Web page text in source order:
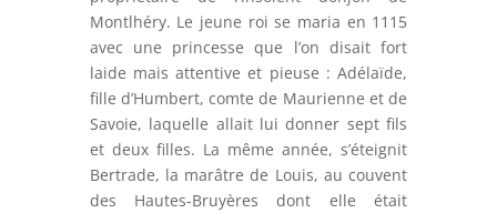
Montlhéry. Le jeune roi se maria en 1115
avec une princesse que l’on disait fort
laide mais attentive et pieuse : Adélaïde,
fille d’Humbert, comte de Maurienne et de
Savoie, laquelle allait lui donner sept fils
et deux filles. La même année, s’éteignit
Bertrade, la marâtre de Louis, au couvent
des Hautes-Bruyères dont elle était